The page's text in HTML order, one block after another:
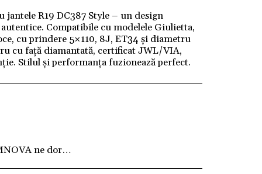
jantele R19 DC387 Style – un design
Compatibile cu modelele Giulietta,
cu prindere 5×110, 8J, ET34 și diametru
cu față diamantată, certificat JWL/VIA,
Stilul și performanța fuzionează perfect.
ne dorim ca fiecare client să fie pe